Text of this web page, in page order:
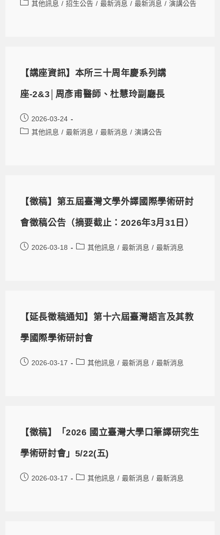
其他訊息 / 招生公告 / 最新消息 / 最新消息 / 演講公告
【講座資訊】本所三十周年慶系列講
座-2&3│周彥甫醫師、杜慧玲副廳長
2026-03-24
其他訊息 / 最新消息 / 最新消息 / 演講公告
【徵稿】第五屆臺灣文學外譯國際學術研討
會徵稿公告（摘要截止：2026年3月31日）
2026-03-18 其他訊息 / 最新消息 / 最新消息
【延長徵稿通知】第十六屆臺灣語言及其教
學國際學術研討會
2026-03-17 其他訊息 / 最新消息 / 最新消息
【徵稿】「2026 國立臺灣大學口筆譯研究生
學術研討會」5/22(五)
2026-03-17 其他訊息 / 最新消息 / 最新消息